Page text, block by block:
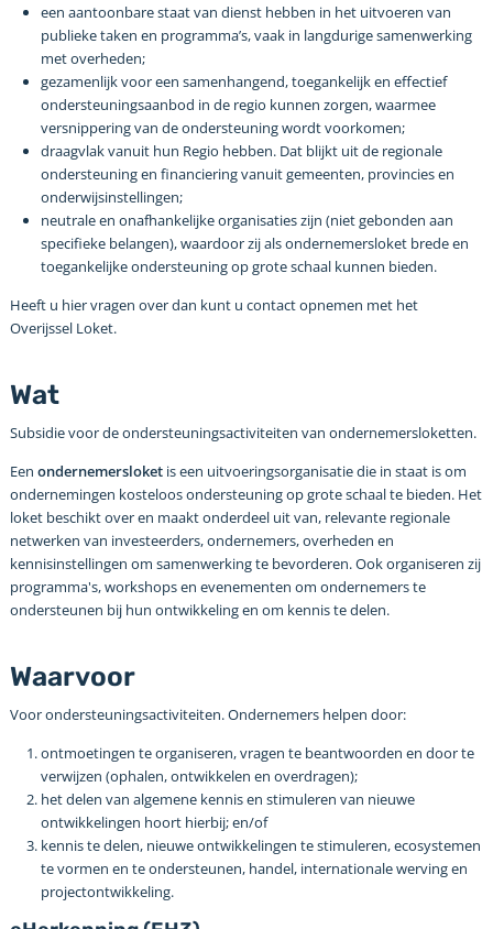
een aantoonbare staat van dienst hebben in het uitvoeren van
publieke taken en programma’s, vaak in langdurige samenwerking
met overheden;
gezamenlijk voor een samenhangend, toegankelijk en effectief
ondersteuningsaanbod in de regio kunnen zorgen, waarmee
versnippering van de ondersteuning wordt voorkomen;
draagvlak vanuit hun Regio hebben. Dat blijkt uit de regionale
ondersteuning en financiering vanuit gemeenten, provincies en
onderwijsinstellingen;
neutrale en onafhankelijke organisaties zijn (niet gebonden aan
specifieke belangen), waardoor zij als ondernemersloket brede en
toegankelijke ondersteuning op grote schaal kunnen bieden.
Heeft u hier vragen over dan kunt u contact opnemen met het
Overijssel Loket.
Wat
Subsidie voor de ondersteuningsactiviteiten van ondernemersloketten.
Een ondernemersloketis een uitvoeringsorganisatie die in staat is om
ondernemingen kosteloos ondersteuning op grote schaal te bieden. Het
loket beschikt over en maakt onderdeel uit van, relevante regionale
netwerken van investeerders, ondernemers, overheden en
kennisinstellingen om samenwerking te bevorderen. Ook organiseren zij
programma's, workshops en evenementen om ondernemers te
ondersteunen bij hun ontwikkeling en om kennis te delen.
Waarvoor
Voor ondersteuningsactiviteiten. Ondernemers helpen door:
ontmoetingen te organiseren, vragen te beantwoorden en door te
verwijzen (ophalen, ontwikkelen en overdragen);
het delen van algemene kennis en stimuleren van nieuwe
ontwikkelingen hoort hierbij; en/of
kennis te delen, nieuwe ontwikkelingen te stimuleren, ecosystemen
te vormen en te ondersteunen, handel, internationale werving en
projectontwikkeling.